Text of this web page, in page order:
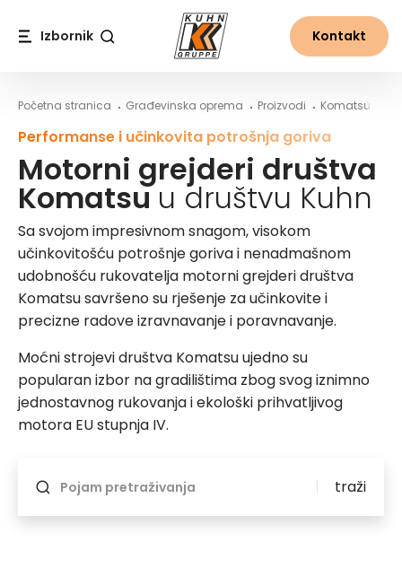
Prednosti motornih grejdera društva Komatsu
Izbornik Kontakt
Početna stranica Građevinska oprema Proizvodi Komatsu
Performanse i učinkovita potrošnja goriva
Motorni grejderi društva
Komatsuu društvu Kuhn
Sa svojom impresivnom snagom, visokom
učinkovitošću potrošnje goriva i nenadmašnom
udobnošću rukovatelja motorni grejderi društva
Komatsu savršeno su rješenje za učinkovite i
precizne radove izravnavanje i poravnavanje.
Moćni strojevi društva Komatsu ujedno su
popularan izbor na gradilištima zbog svog iznimno
jednostavnog rukovanja i ekološki prihvatljivog
motora EU stupnja IV.
traži